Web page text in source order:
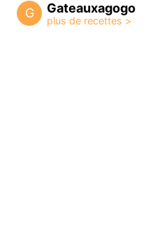
G Gateauxagogo